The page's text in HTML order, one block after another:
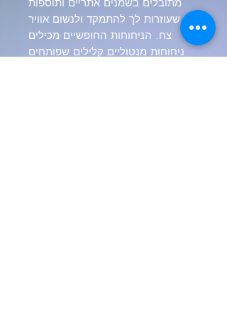
שעוזרות לך להתמקד ולנשום אוויר
צח. הניחוחות החופשיים מכילים
ניחוחות מנטוליים קלילים שפותחים